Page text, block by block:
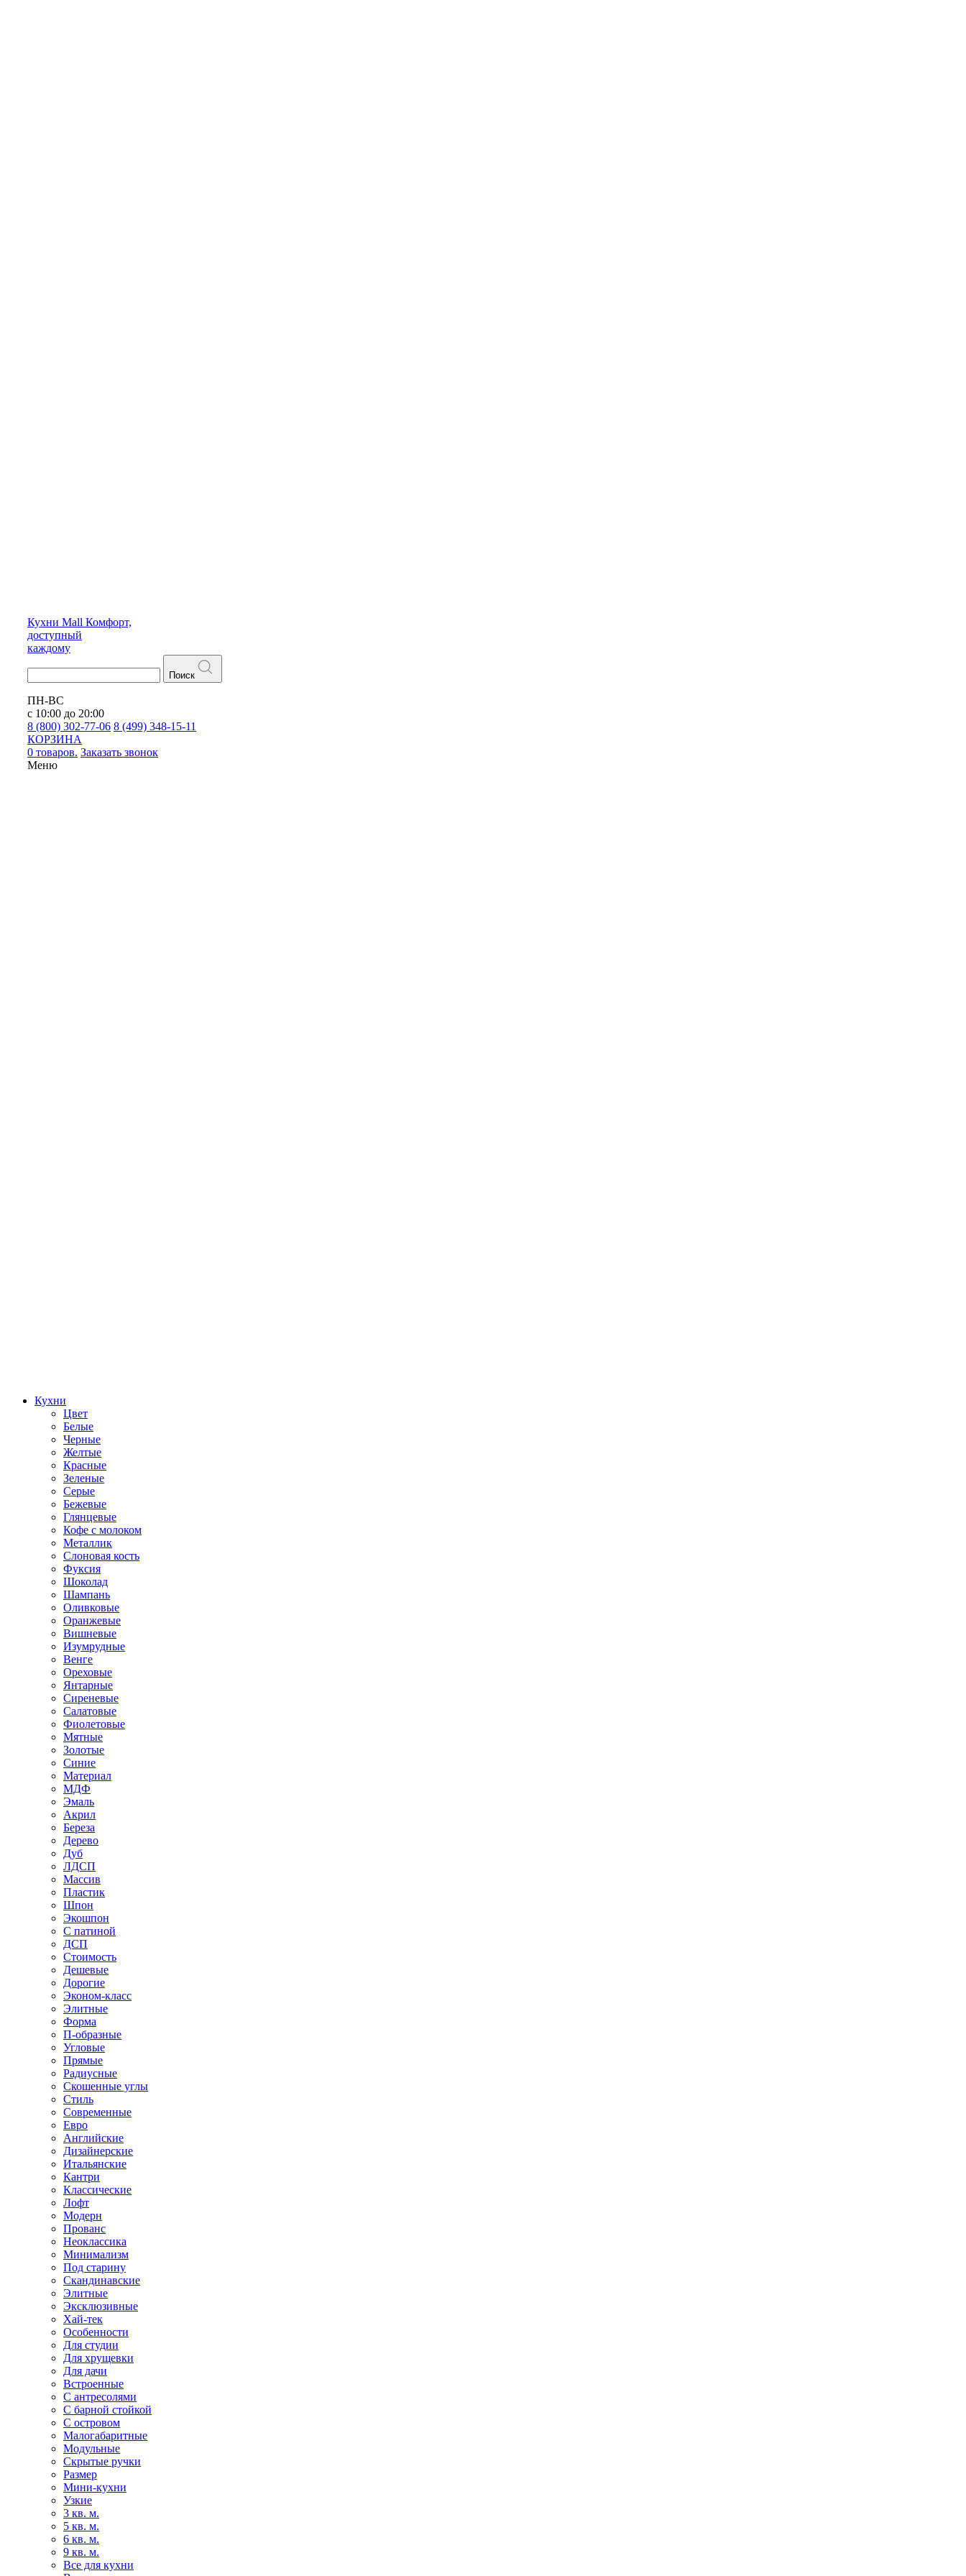
Кухни Mall Комфорт,
доступный
каждому
Поиск
ПН-ВС
с 10:00 до 20:00
8 (800) 302-77-06 8 (499) 348-15-11
КОРЗИНА
0 товаров. Заказать звонок
Меню
Кухни
Цвет
Белые
Черные
Желтые
Красные
Зеленые
Серые
Бежевые
Глянцевые
Кофе с молоком
Металлик
Слоновая кость
Фуксия
Шоколад
Шампань
Оливковые
Оранжевые
Вишневые
Изумрудные
Венге
Ореховые
Янтарные
Сиреневые
Салатовые
Фиолетовые
Мятные
Золотые
Синие
Материал
МДФ
Эмаль
Акрил
Береза
Дерево
Дуб
ЛДСП
Массив
Пластик
Шпон
Экошпон
С патиной
ДСП
Стоимость
Дешевые
Дорогие
Эконом-класс
Элитные
Форма
П-образные
Угловые
Прямые
Радиусные
Скошенные углы
Стиль
Современные
Евро
Английские
Дизайнерские
Итальянские
Кантри
Классические
Лофт
Модерн
Прованс
Неоклассика
Минимализм
Под старину
Скандинавские
Элитные
Эксклюзивные
Хай-тек
Особенности
Для студии
Для хрущевки
Для дачи
Встроенные
С антресолями
С барной стойкой
С островом
Малогабаритные
Модульные
Скрытые ручки
Размер
Мини-кухни
Узкие
3 кв. м.
5 кв. м.
6 кв. м.
9 кв. м.
Все для кухни